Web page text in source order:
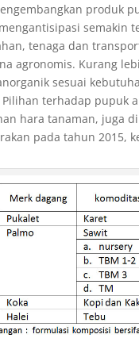
produk
semakin
tenaga dan
agronomis. Kurang
sesuai
terhadap pupuk
hara tanaman, juga
pada tahun 2015,